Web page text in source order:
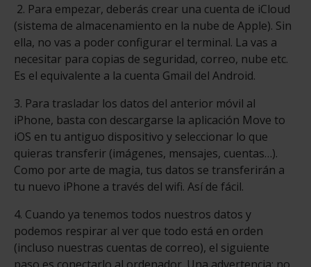
2. Para empezar, deberás crear una cuenta de iCloud
(sistema de alma­cenamiento en la nube de Apple). Sin
ella, no vas a poder configurar el terminal. La vas a
necesitar para copias de segu­ridad, correo, nube etc.
Es el equivalente a la cuenta Gmail del Android.
3. Para trasladar los datos del anterior móvil al
iPhone, basta con descargarse la aplicación Move to
iOS en tu antiguo dispositivo y seleccionar lo que
quieras transferir (imágenes, mensajes, cuentas…).
Como por arte de magia, tus datos se transferirán a
tu nuevo iPhone a través del wifi. Así de fácil.
4. Cuando ya tenemos todos nuestros datos y
podemos respi­rar al ver que todo está en orden
(incluso nuestras cuentas de correo), el siguiente